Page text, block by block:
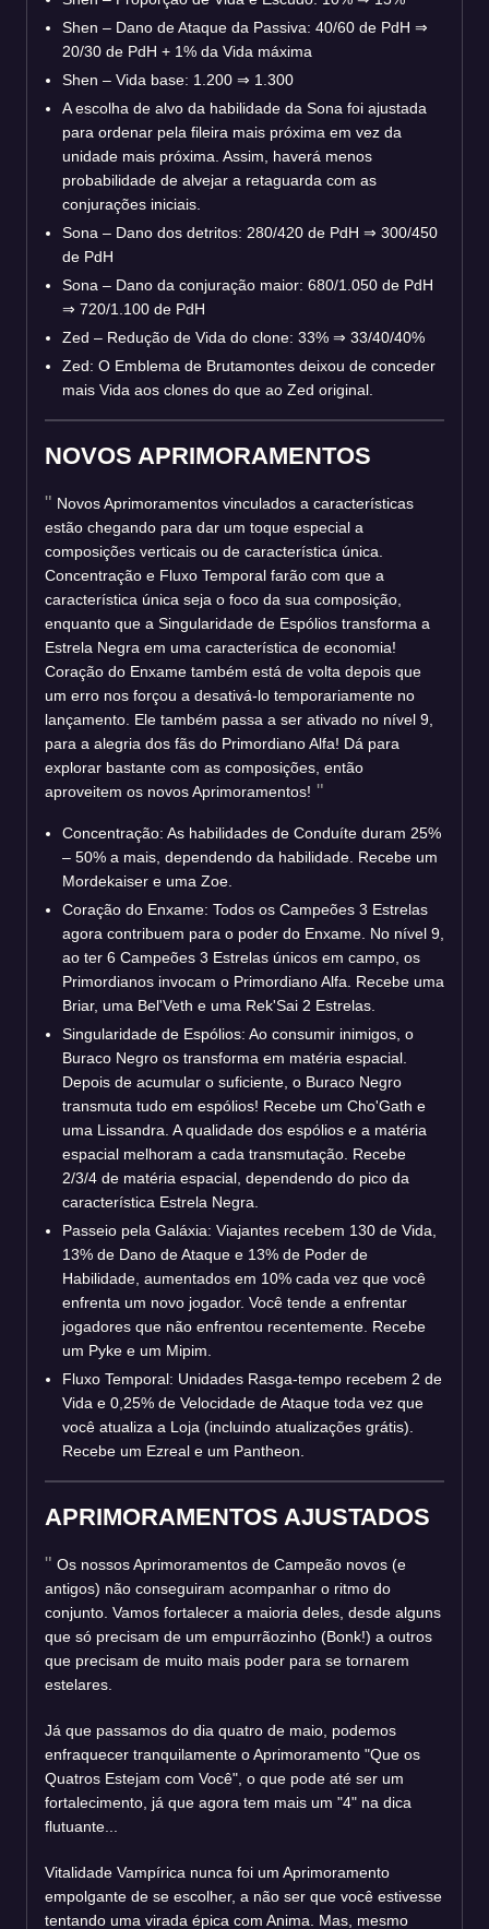
Shen – Dano de Ataque da Passiva: 40/60 de PdH ⇒
20/30 de PdH + 1% da Vida máxima
Shen – Vida base: 1.200 ⇒ 1.300
A escolha de alvo da habilidade da Sona foi ajustada
para ordenar pela fileira mais próxima em vez da
unidade mais próxima. Assim, haverá menos
probabilidade de alvejar a retaguarda com as
conjurações iniciais.
Sona – Dano dos detritos: 280/420 de PdH ⇒ 300/450
de PdH
Sona – Dano da conjuração maior: 680/1.050 de PdH
⇒ 720/1.100 de PdH
Zed – Redução de Vida do clone: 33% ⇒ 33/40/40%
Zed: O Emblema de Brutamontes deixou de conceder
mais Vida aos clones do que ao Zed original.
NOVOS APRIMORAMENTOS
Novos Aprimoramentos vinculados a características
estão chegando para dar um toque especial a
composições verticais ou de característica única.
Concentração e Fluxo Temporal farão com que a
característica única seja o foco da sua composição,
enquanto que a Singularidade de Espólios transforma a
Estrela Negra em uma característica de economia!
Coração do Enxame também está de volta depois que
um erro nos forçou a desativá-lo temporariamente no
lançamento. Ele também passa a ser ativado no nível 9,
para a alegria dos fãs do Primordiano Alfa! Dá para
explorar bastante com as composições, então
aproveitem os novos Aprimoramentos!
Concentração: As habilidades de Conduíte duram 25%
– 50% a mais, dependendo da habilidade. Recebe um
Mordekaiser e uma Zoe.
Coração do Enxame: Todos os Campeões 3 Estrelas
agora contribuem para o poder do Enxame. No nível 9,
ao ter 6 Campeões 3 Estrelas únicos em campo, os
Primordianos invocam o Primordiano Alfa. Recebe uma
Briar, uma Bel'Veth e uma Rek'Sai 2 Estrelas.
Singularidade de Espólios: Ao consumir inimigos, o
Buraco Negro os transforma em matéria espacial.
Depois de acumular o suficiente, o Buraco Negro
transmuta tudo em espólios! Recebe um Cho'Gath e
uma Lissandra. A qualidade dos espólios e a matéria
espacial melhoram a cada transmutação. Recebe
2/3/4 de matéria espacial, dependendo do pico da
característica Estrela Negra.
Passeio pela Galáxia: Viajantes recebem 130 de Vida,
13% de Dano de Ataque e 13% de Poder de
Habilidade, aumentados em 10% cada vez que você
enfrenta um novo jogador. Você tende a enfrentar
jogadores que não enfrentou recentemente. Recebe
um Pyke e um Mipim.
Fluxo Temporal: Unidades Rasga-tempo recebem 2 de
Vida e 0,25% de Velocidade de Ataque toda vez que
você atualiza a Loja (incluindo atualizações grátis).
Recebe um Ezreal e um Pantheon.
APRIMORAMENTOS AJUSTADOS
Os nossos Aprimoramentos de Campeão novos (e
antigos) não conseguiram acompanhar o ritmo do
conjunto. Vamos fortalecer a maioria deles, desde alguns
que só precisam de um empurrãozinho (Bonk!) a outros
que precisam de muito mais poder para se tornarem
estelares.
Já que passamos do dia quatro de maio, podemos
enfraquecer tranquilamente o Aprimoramento "Que os
Quatros Estejam com Você", o que pode até ser um
fortalecimento, já que agora tem mais um "4" na dica
flutuante...
Vitalidade Vampírica nunca foi um Aprimoramento
empolgante de se escolher, a não ser que você estivesse
tentando uma virada épica com Anima. Mas, mesmo